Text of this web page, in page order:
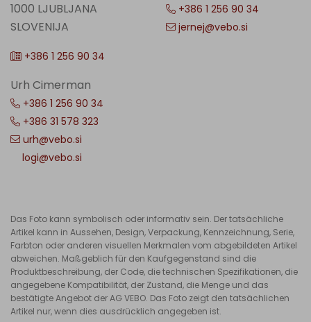
1000 LJUBLJANA
SLOVENIJA
+386 1 256 90 34
Urh Cimerman
+386 1 256 90 34
+386 31 578 323
urh@vebo.si
logi@vebo.si
+386 1 256 90 34
jernej@vebo.si
Das Foto kann symbolisch oder informativ sein. Der tatsächliche
Artikel kann in Aussehen, Design, Verpackung, Kennzeichnung, Serie,
Farbton oder anderen visuellen Merkmalen vom abgebildeten Artikel
abweichen. Maßgeblich für den Kaufgegenstand sind die
Produktbeschreibung, der Code, die technischen Spezifikationen, die
angegebene Kompatibilität, der Zustand, die Menge und das
bestätigte Angebot der AG VEBO. Das Foto zeigt den tatsächlichen
Artikel nur, wenn dies ausdrücklich angegeben ist.